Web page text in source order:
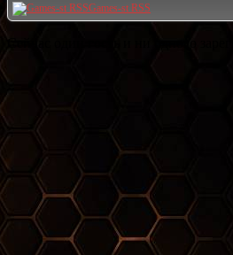
Games-st RSS
Сейчас один гость и ни одного